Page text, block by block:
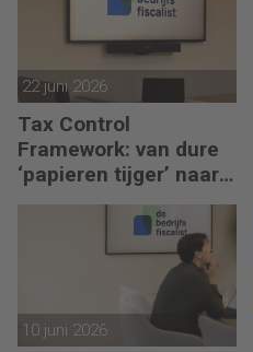
22 juni 2026
Tax Control
Framework: van dure
‘papieren tijger’ naar
digitaal stuurmiddel
10 juni 2026